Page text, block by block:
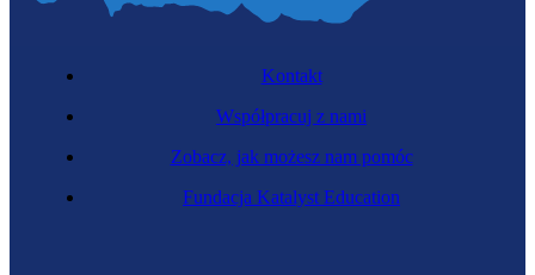
Kontakt
Współpracuj z nami
Zobacz, jak możesz nam pomóc
Fundacja Katalyst Education